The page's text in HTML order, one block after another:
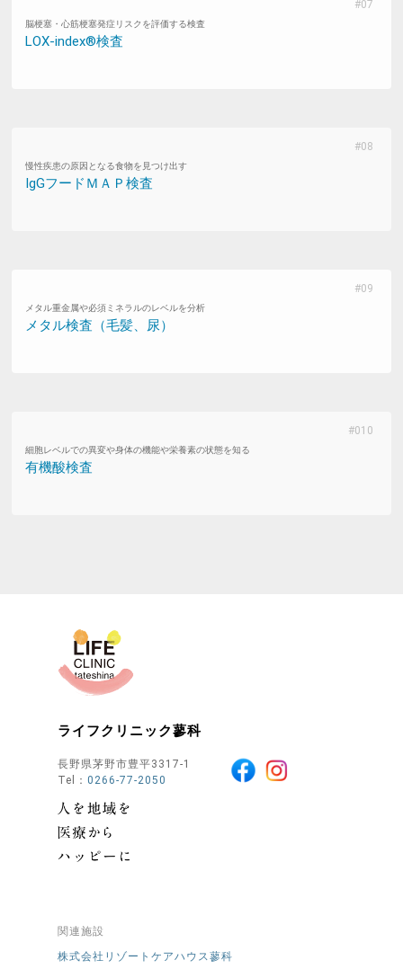
脳梗塞・心筋梗塞発症リスクを評価する検査
LOX-index®検査
慢性疾患の原因となる食物を見つけ出す
IgGフードＭＡＰ検査
メタル重金属や必須ミネラルのレベルを分析
メタル検査（毛髪、尿）
細胞レベルでの異変や身体の機能や栄養素の状態を知る
有機酸検査
ライフクリニック蓼科
長野県茅野市豊平3317-1
Tel： 0266-77-2050
関連施設
株式会社リゾートケアハウス蓼科